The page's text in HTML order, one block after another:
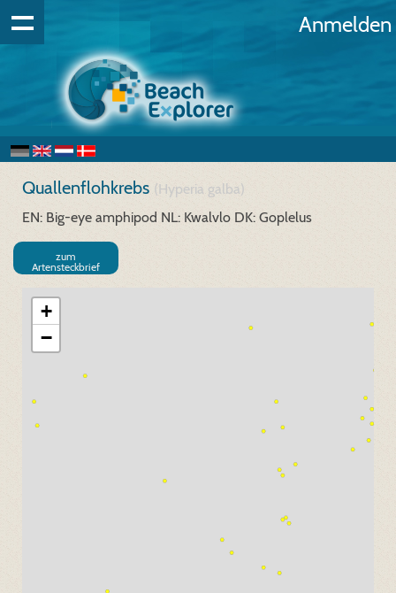
Anmelden
Quallenflohkrebs (Hyperia galba)
EN: Big-eye amphipod NL: Kwalvlo DK: Goplelus
zum
Artensteckbrief
+
−